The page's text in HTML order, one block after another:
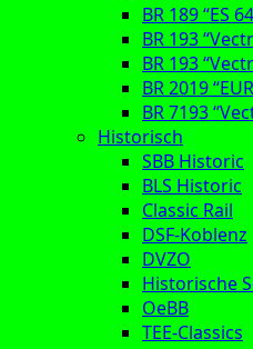
BR 189 “ES
BR 193
BR 193
BR 2019
BR 7193
Historisch
SBB Historic
BLS Historic
Classic Rail
DSF-Koblenz
DVZO
Historische
OeBB
TEE-Classics